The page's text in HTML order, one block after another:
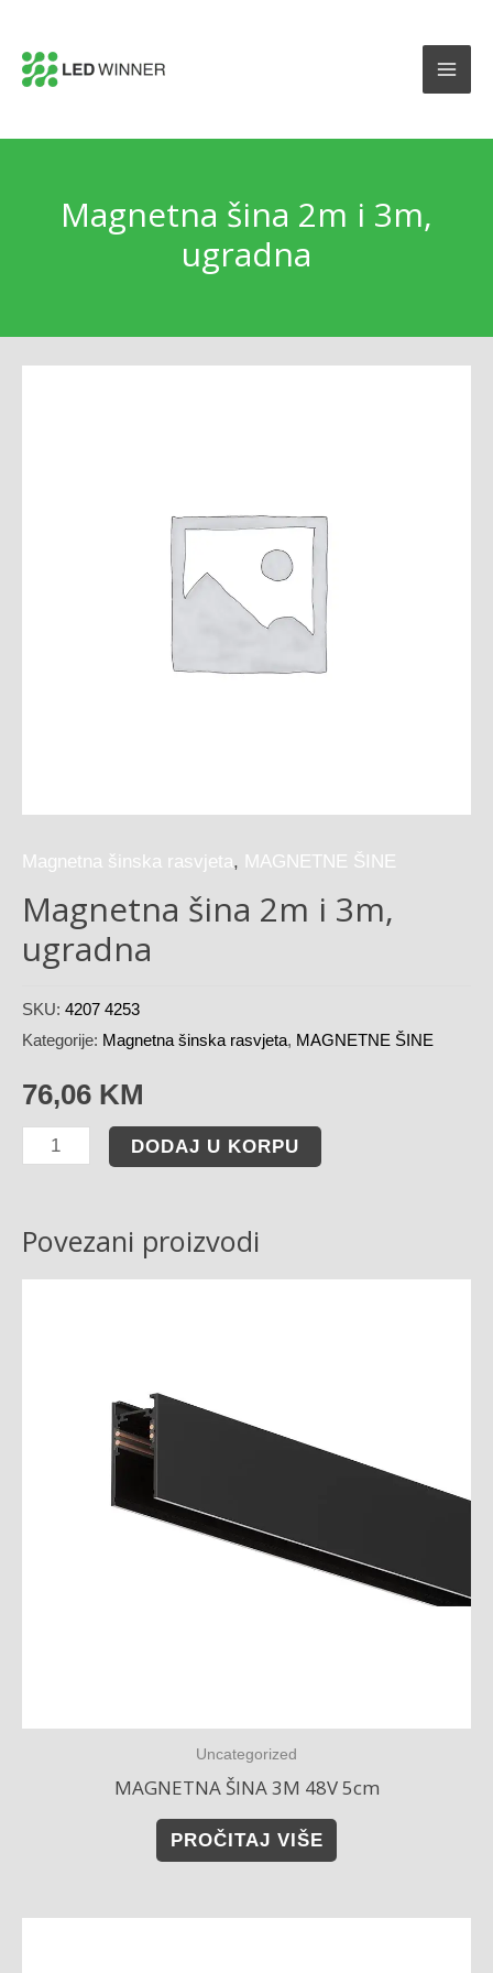
Magnetna šina 2m i 3m,
ugradna
Magnetna šinska rasvjeta, MAGNETNE ŠINE
Magnetna šina 2m i 3m,
ugradna
SKU: 4207 4253
Kategorije: Magnetna šinska rasvjeta, MAGNETNE ŠINE
76,06 KM
DODAJ U KORPU
Povezani proizvodi
Uncategorized
MAGNETNA ŠINA 3M 48V 5cm
PROČITAJ VIŠE